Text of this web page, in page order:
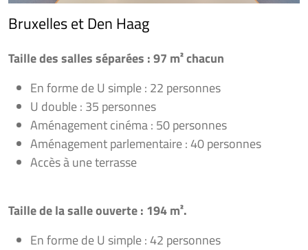
Bruxelles et Den Haag
Taille des salles séparées : 97 m² chacun
En forme de U simple : 22 personnes
U double : 35 personnes
Aménagement cinéma : 50 personnes
Aménagement parlementaire : 40 personnes
Accès à une terrasse
Taille de la salle ouverte : 194 m².
En forme de U simple : 42 personnes